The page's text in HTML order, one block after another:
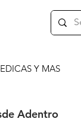
Y MAS
Adentro